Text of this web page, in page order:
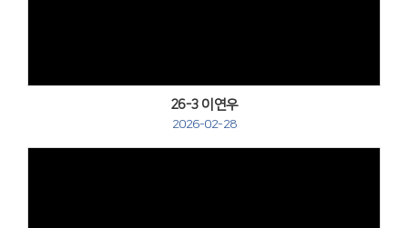
26-3 이연우
2026-02-28